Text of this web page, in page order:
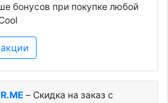
бонусов при покупке любой
– Скидка на заказ c